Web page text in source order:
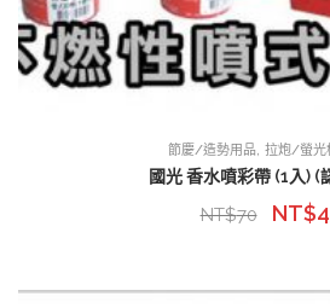
節慶/造勢用品 拉炮/螢光
國光 香水噴彩帶 (1入) (
NT$70 NT$